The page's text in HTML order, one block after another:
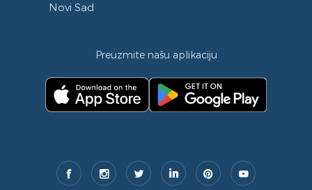
Novi Sad
Preuzmite našu aplikaciju